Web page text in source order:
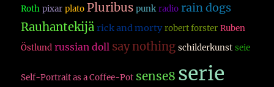
Roth pixar plato Pluribus punk radio rain dogs
Rauhantekijä rick and morty robert forster Ruben
Östlund russian doll say nothing schilderkunst seie
Self-Portrait as a Coffee-Pot sense8 serie